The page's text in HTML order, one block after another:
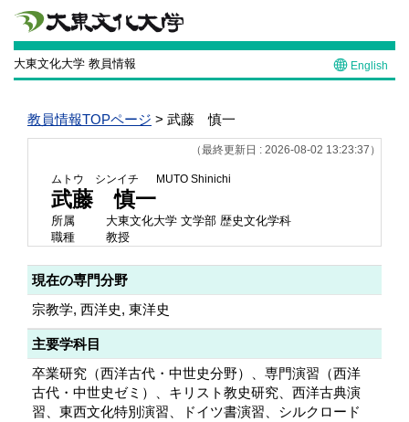
大東文化大学 教員情報 English
教員情報TOPページ > 武藤 慎一
（最終更新日 : 2026-08-02 13:23:37）
ムトウ シンイチ MUTO Shinichi
武藤 慎一
所属
大東文化大学 文学部 歴史文化学科
職種
教授
現在の専門分野
宗教学, 西洋史, 東洋史
主要学科目
卒業研究（西洋古代・中世史分野）、専門演習（西洋
古代・中世史ゼミ）、キリスト教史研究、西洋古典演
習、東西文化特別演習、ドイツ書演習、シルクロード